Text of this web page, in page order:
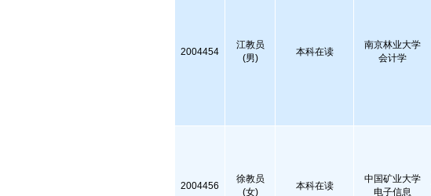
2004454
江教员
(男)
本科在读
南京林业大学
会计学
2004456
徐教员
(女)
本科在读
中国矿业大学
电子信息